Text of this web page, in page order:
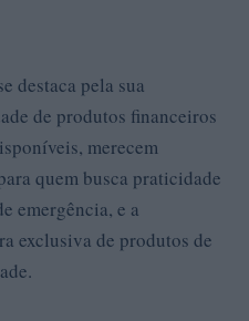
destaca pela sua
de produtos financeiros
merecem
quem busca praticidade
emergência, e a
exclusiva de produtos de